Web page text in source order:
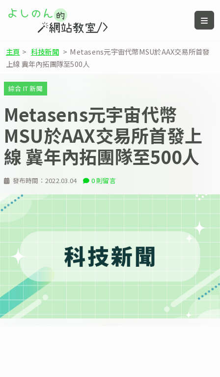
主頁 > 科技新聞 > Metasens元宇宙代幣MSU於AAX交易所首發
上線 冀年內拓團隊至500人
發布時間： 2022.03.04 0 則留言
綜合 IT 新聞
Metasens元宇宙代幣
MSU於AAX交易所首發上
線 冀年內拓團隊至500人